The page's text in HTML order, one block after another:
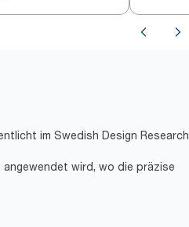
im Swedish Design Research
wird, wo die präzise